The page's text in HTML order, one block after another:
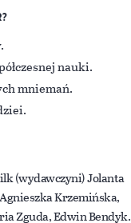
nauki.
mniemań.
(wydawczyni) Jolanta
Krzemińska,
Zguda, Edwin Bendyk.